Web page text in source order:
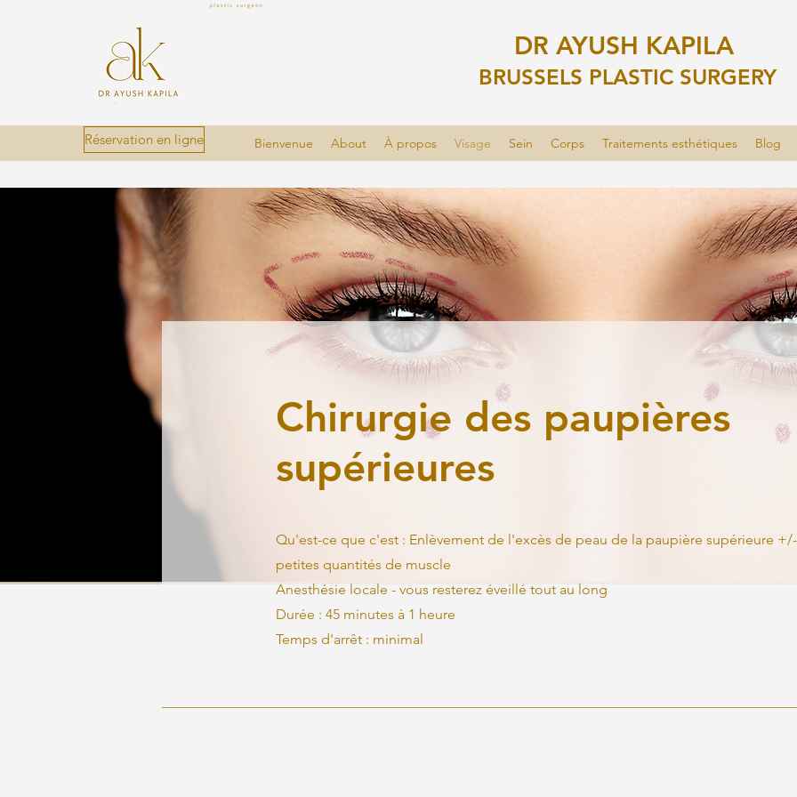
DR AYUSH KAPILA
BRUSSELS PLASTIC SURGERY
Bienvenue About À propos Visage Sein Corps Traitements esthétiques Blog
Réservation en ligne
Chirurgie des paupières
supérieures
Qu'est-ce que c'est : Enlèvement de l'excès de peau de la paupière supérieure
petites quantités de muscle
Anesthésie locale - vous resterez éveillé tout au long
Durée : 45 minutes à 1 heure
Temps d'arrêt : minimal